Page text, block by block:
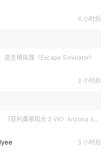
6 小时后
逃生模拟器（Escape Simulator）
3 小时后
《亚利桑那阳光 2 VR》Arizona Sunshine? 2
3 小时后